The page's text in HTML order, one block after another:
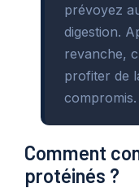
prévoyez
digestion.
revanche,
profiter de
compromis.
Comment
protéinés ?